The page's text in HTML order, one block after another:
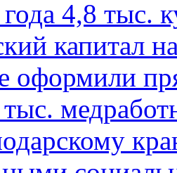
4,8 тыс.
капитал
оформили
тыс.